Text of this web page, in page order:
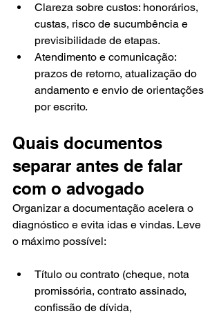
Clareza sobre custos: honorários,
custas, risco de sucumbência e
previsibilidade de etapas.
Atendimento e comunicação:
prazos de retorno, atualização do
andamento e envio de orientações
por escrito.
Quais documentos
separar antes de falar
com o advogado
Organizar a documentação acelera o
diagnóstico e evita idas e vindas. Leve
o máximo possível:
Título ou contrato (cheque, nota
promissória, contrato assinado,
confissão de dívida,